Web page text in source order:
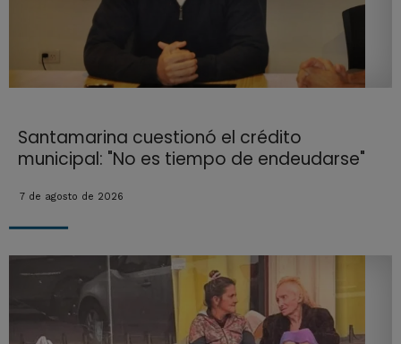
Santamarina cuestionó el crédito
municipal: "No es tiempo de endeudarse"
7 de agosto de 2026